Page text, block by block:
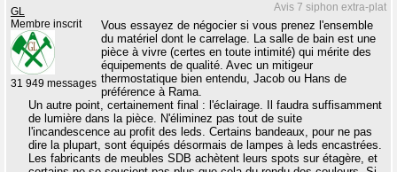
Avis 7 siphon extra-plat
GL
Membre inscrit
31 949 messages
Vous essayez de négocier si vous prenez l'ensemble
du matériel dont le carrelage. La salle de bain est une
pièce à vivre (certes en toute intimité) qui mérite des
équipements de qualité. Avec un mitigeur
thermostatique bien entendu, Jacob ou Hans de
préférence à Rama.
Un autre point, certainement final : l'éclairage. Il faudra suffisamment
de lumière dans la pièce. N'éliminez pas tout de suite
l'incandescence au profit des leds. Certains bandeaux, pour ne pas
dire la plupart, sont équipés désormais de lampes à leds encastrées.
Les fabricants de meubles SDB achètent leurs spots sur étagère, et